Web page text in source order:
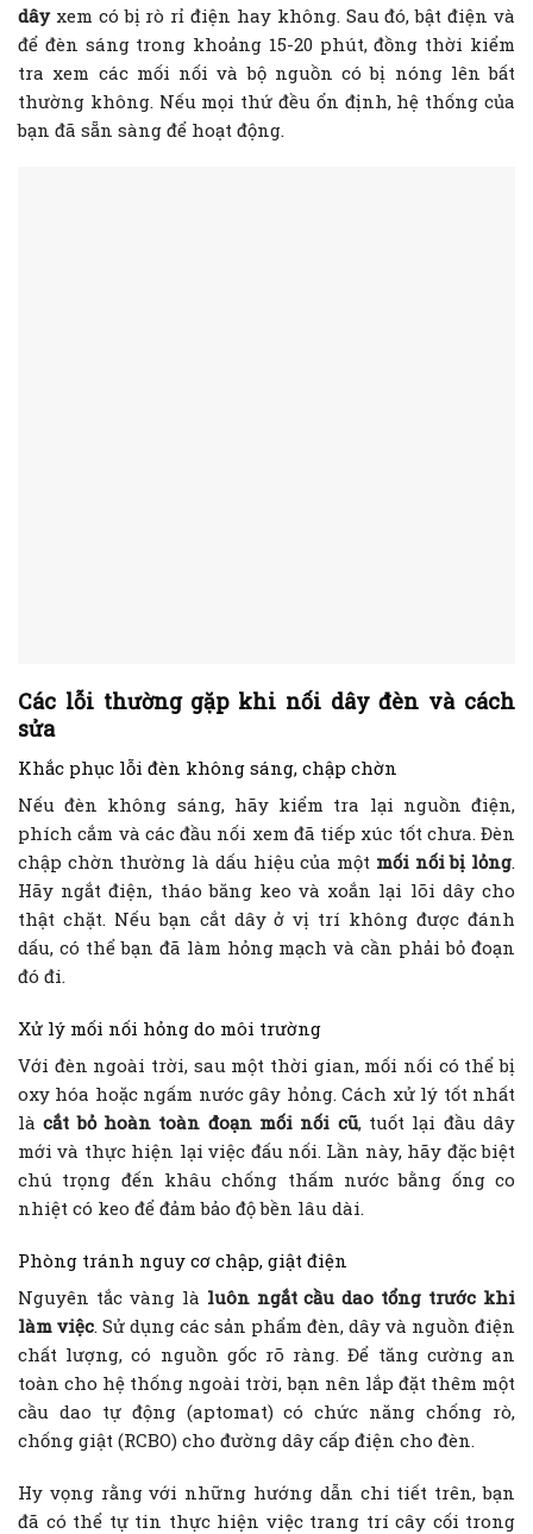
dâyxem có bị rò rỉ điện hay không. Sau đó, bật điện và
để đèn sáng trong khoảng 15-20 phút, đồng thời kiểm
tra xem các mối nối và bộ nguồn có bị nóng lên bất
thường không. Nếu mọi thứ đều ổn định, hệ thống của
bạn đã sẵn sàng để hoạt động.
Các lỗi thường gặp khi nối dây đèn và cách
sửa
Khắc phục lỗi đèn không sáng, chập chờn
Nếu đèn không sáng, hãy kiểm tra lại nguồn điện,
phích cắm và các đầu nối xem đã tiếp xúc tốt chưa. Đèn
chập chờn thường là dấu hiệu của một mối nối bị lỏng.
Hãy ngắt điện, tháo băng keo và xoắn lại lõi dây cho
thật chặt. Nếu bạn cắt dây ở vị trí không được đánh
dấu, có thể bạn đã làm hỏng mạch và cần phải bỏ đoạn
đó đi.
Xử lý mối nối hỏng do môi trường
Với đèn ngoài trời, sau một thời gian, mối nối có thể bị
oxy hóa hoặc ngấm nước gây hỏng. Cách xử lý tốt nhất
làcắt bỏ hoàn toàn đoạn mối nối cũ, tuốt lại đầu dây
mới và thực hiện lại việc đấu nối. Lần này, hãy đặc biệt
chú trọng đến khâu chống thấm nước bằng ống co
nhiệt có keo để đảm bảo độ bền lâu dài.
Phòng tránh nguy cơ chập, giật điện
Nguyên tắc vàng là luôn ngắt cầu dao tổng trước khi
làm việc. Sử dụng các sản phẩm đèn, dây và nguồn điện
chất lượng, có nguồn gốc rõ ràng. Để tăng cường an
toàn cho hệ thống ngoài trời, bạn nên lắp đặt thêm một
cầu dao tự động (aptomat) có chức năng chống rò,
chống giật (RCBO) cho đường dây cấp điện cho đèn.
Hy vọng rằng với những hướng dẫn chi tiết trên, bạn
đã có thể tự tin thực hiện việc trang trí cây cối trong